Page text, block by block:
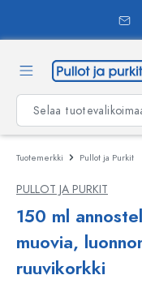
Tuotemerkki Pullot ja Purkit
PULLOT JA PURKIT
150 ml
muovia,
ruuvikorkki